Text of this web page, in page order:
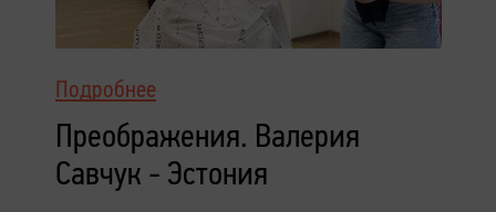
Подробнее
Преображения. Валерия
Савчук - Эстония